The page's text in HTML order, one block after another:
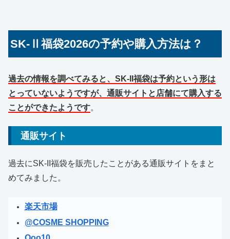
SK-Ⅱ福袋2026の予約や購入方法は？
過去の情報を調べてみると、SK-II福袋は予約という形は
とっていないようですが、通販サイトと店舗にて購入する
ことができたようです。
通販サイト
過去にSK-II福袋を販売したことがある通販サイトをまと
めてみました。
楽天市場
@COSME SHOPPING